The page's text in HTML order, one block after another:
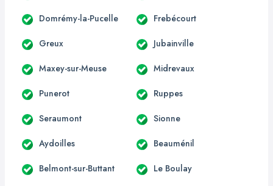
Domrémy-la-Pucelle Frebécourt
Greux Jubainville
Maxey-sur-Meuse Midrevaux
Punerot Ruppes
Seraumont Sionne
Aydoilles Beauménil
Belmont-sur-Buttant Le Boulay